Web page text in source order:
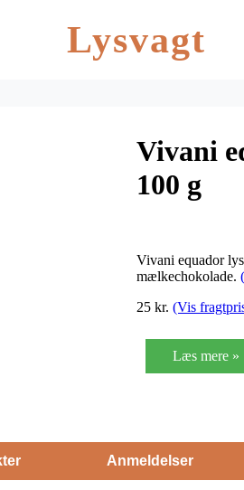
Lysvagt
Vivani
100 g
Vivani equador
mælkechokolade.
25 kr. (Vis
Læs mere »
Anmeldelser